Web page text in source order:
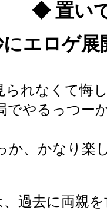
◆ 置い
エロゲ
られなくて悔
でやるっつー
か、かなり楽
過去に両親